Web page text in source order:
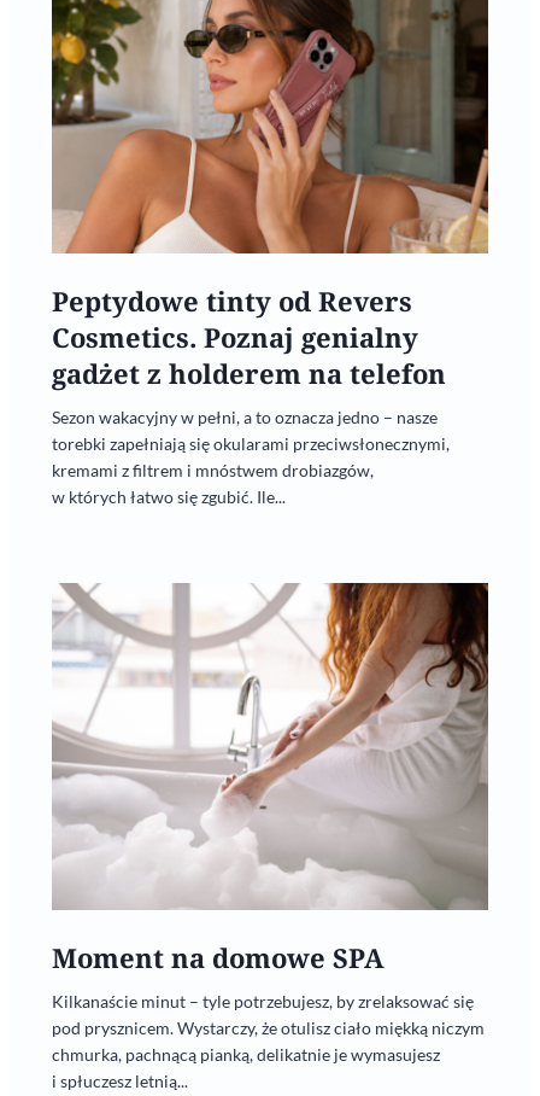
Peptydowe tinty od Revers
Cosmetics. Poznaj genialny
gadżet z holderem na telefon
Sezon wakacyjny w pełni, a to oznacza jedno – nasze
torebki zapełniają się okularami przeciwsłonecznymi,
kremami z filtrem i mnóstwem drobiazgów,
w których łatwo się zgubić. Ile...
Moment na domowe SPA
Kilkanaście minut – tyle potrzebujesz, by zrelaksować się
pod prysznicem. Wystarczy, że otulisz ciało miękką niczym
chmurka, pachnącą pianką, delikatnie je wymasujesz
i spłuczesz letnią...